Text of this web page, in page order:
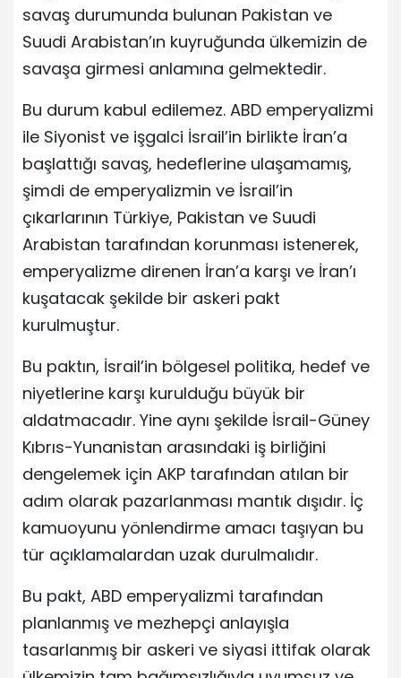
savaş durumunda bulunan Pakistan ve
Suudi Arabistan’ın kuyruğunda ülkemizin de
savaşa girmesi anlamına gelmektedir.
Bu durum kabul edilemez. ABD emperyalizmi
ile Siyonist ve işgalci İsrail’in birlikte İran’a
başlattığı savaş, hedeflerine ulaşamamış,
şimdi de emperyalizmin ve İsrail’in
çıkarlarının Türkiye, Pakistan ve Suudi
Arabistan tarafından korunması istenerek,
emperyalizme direnen İran’a karşı ve İran’ı
kuşatacak şekilde bir askeri pakt
kurulmuştur.
Bu paktın, İsrail’in bölgesel politika, hedef ve
niyetlerine karşı kurulduğu büyük bir
aldatmacadır. Yine aynı şekilde İsrail-Güney
Kıbrıs-Yunanistan arasındaki iş birliğini
dengelemek için AKP tarafından atılan bir
adım olarak pazarlanması mantık dışıdır. İç
kamuoyunu yönlendirme amacı taşıyan bu
tür açıklamalardan uzak durulmalıdır.
Bu pakt, ABD emperyalizmi tarafından
planlanmış ve mezhepçi anlayışla
tasarlanmış bir askeri ve siyasi ittifak olarak